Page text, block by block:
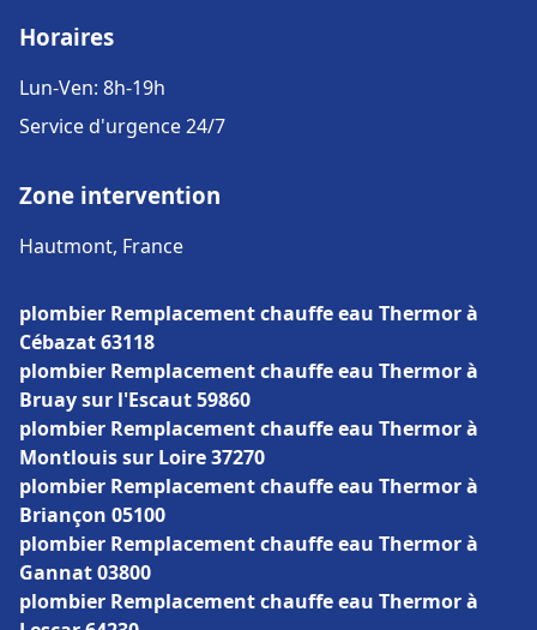
Horaires
Lun-Ven: 8h-19h
Service d'urgence 24/7
Zone intervention
Hautmont, France
plombier Remplacement chauffe eau Thermor à
Cébazat 63118
plombier Remplacement chauffe eau Thermor à
Bruay sur l'Escaut 59860
plombier Remplacement chauffe eau Thermor à
Montlouis sur Loire 37270
plombier Remplacement chauffe eau Thermor à
Briançon 05100
plombier Remplacement chauffe eau Thermor à
Gannat 03800
plombier Remplacement chauffe eau Thermor à